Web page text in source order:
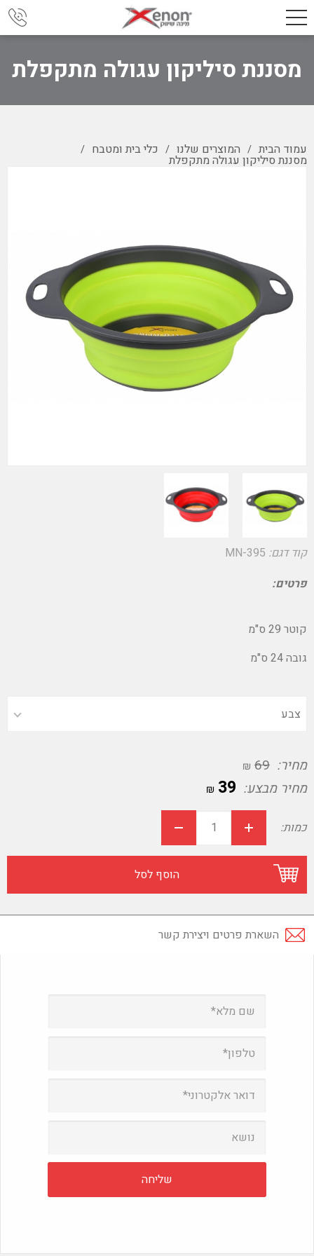
מסננת סיליקון עגולה מתקפלת
עמוד הבית / המוצרים שלנו / כלי בית ומטבח /
מסננת סיליקון עגולה מתקפלת
קוד דגם: MN-395
פרטים:
קוטר 29 ס"מ
גובה 24 ס"מ
מחיר: 69
₪
מחיר מבצע: 39
₪
כמות:
הוסף לסל
השארת פרטים ויצירת קשר